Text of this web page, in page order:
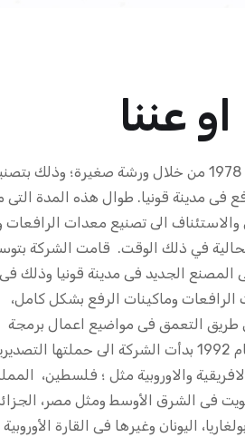
عننا
بدأت شركتنا الى سير العمل فى عام 1978 من خلال ورشة صغيرة؛ وذلك
فى مدينة قونيا. طوال هذه المدة
والاستئناف الى تصنيع معدات الرافعات
في ذلك الوقت. قامت الشركة
المصنع الجديد فى مدينة قونيا وذلك
الرافعات وماكينات الرفع بشكل كامل،
طريق التعمق فى مواضيع اعمال برمجة
الديزاينات والمشاريع الأخرى. وفى عام 1992 بدأت الشركة الى حملتها
والاوروبية مثل ؛ فلسطين،
فى الشرق الأوسط ومثل مصر،